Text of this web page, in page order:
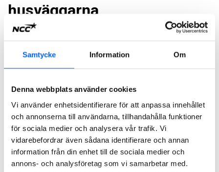
Samtycke Information Om
Denna webbplats använder cookies
Vi använder enhetsidentifierare för att anpassa innehållet
och annonserna till användarna, tillhandahålla funktioner
för sociala medier och analysera vår trafik. Vi
vidarebefordrar även sådana identifierare och annan
information från din enhet till de sociala medier och
annons- och analysföretag som vi samarbetar med.
husväggarna
Kvarteret Flintstenen ligger i Stenhagen, en expansiv
stadsdel väster om Uppsala centrum. Hela Stenhagen
Centrum är för övrigt byggt enligt Greenbuilding-kriterier
och har certifierats enligt världens mest utbredda
och Design Duo är påpassligt nog byggda för att klara den
tuffa nordiska Svanenmärkningen.
Modernt byggande med
balkonger och helkaklade